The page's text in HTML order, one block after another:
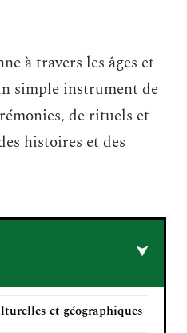
à travers les âges et
simple instrument de
de rituels et
histoires et des
et géographiques